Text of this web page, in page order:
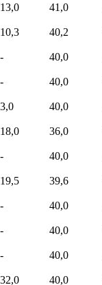
13,0 41,0
10,3 40,2
- 40,0
- 40,0
3,0 40,0
18,0 36,0
- 40,0
19,5 39,6
- 40,0
- 40,0
- 40,0
32,0 40,0